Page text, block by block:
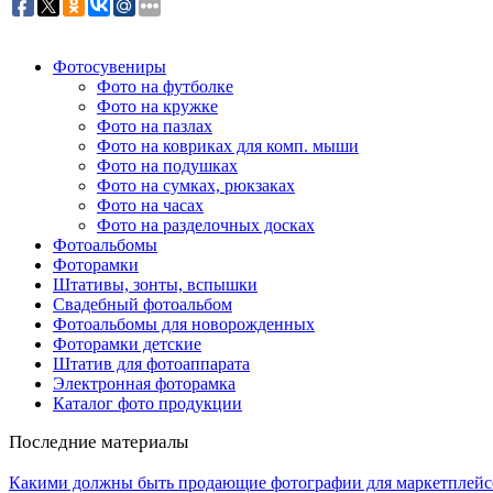
Фотосувениры
Фото на футболке
Фото на кружке
Фото на пазлах
Фото на ковриках для комп. мыши
Фото на подушках
Фото на сумках, рюкзаках
Фото на часах
Фото на разделочных досках
Фотоальбомы
Фоторамки
Штативы, зонты, вспышки
Свадебный фотоальбом
Фотоальбомы для новорожденных
Фоторамки детские
Штатив для фотоаппарата
Электронная фоторамка
Каталог фото продукции
Последние материалы
Какими должны быть продающие фотографии для